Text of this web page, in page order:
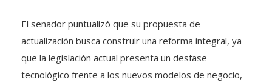
El senador puntualizó que su propuesta de
actualización busca construir una reforma integral, ya
que la legislación actual presenta un desfase
tecnológico frente a los nuevos modelos de negocio,